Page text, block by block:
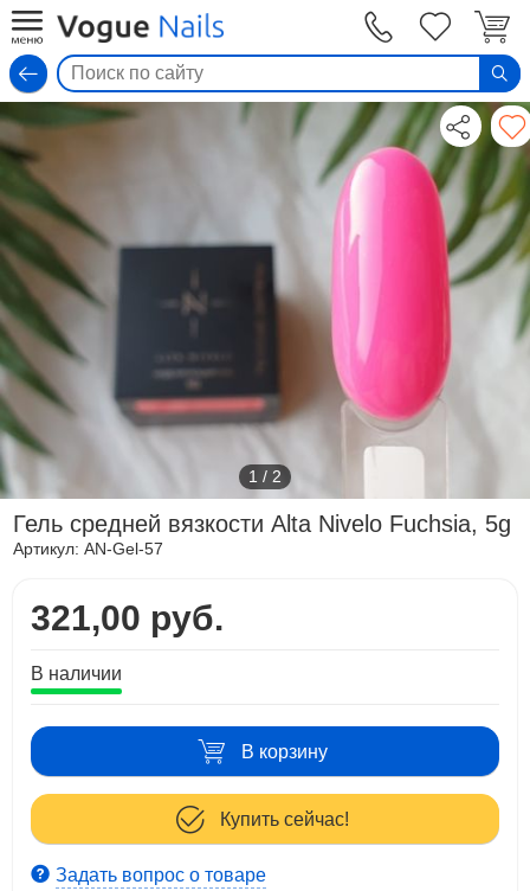
1 / 2
Гель средней вязкости Alta Nivelo Fuchsia, 5g
Артикул:AN-Gel-57
321,00 руб.
В наличии
В корзину
Купить сейчас!
Задать вопрос о товаре